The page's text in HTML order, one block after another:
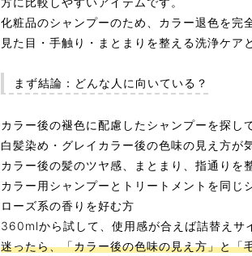
化粧品のシャンプーのため、カラー退色を完
見た目・手触り・まとまりを整える洗浄ケア
まず結論：どんな人に向いている？
カラー後の褪色に配慮したシャンプーを探し
白髪染め・グレイカラー後の色味の見え方が
カラー後の髪のツヤ感、まとまり、指通りを
カラー用シャンプーとトリートメントを同じ
ローズ系の香りを好む方
360mlから試して、使用感が合えば詰替えサ
迷ったら、「カラー後の色味の見え方」と「